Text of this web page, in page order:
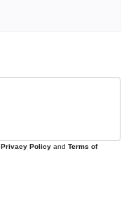
Privacy Policy and Terms of